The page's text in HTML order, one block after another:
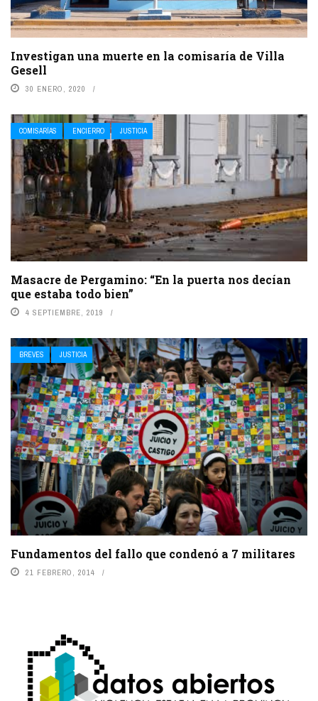
Investigan una muerte en la comisaría de Villa
Gesell
30 ENERO, 2020
COMISARÍAS ENCIERRO JUSTICIA
Masacre de Pergamino: “En la puerta nos decían
que estaba todo bien”
4 SEPTIEMBRE, 2019
BREVES JUSTICIA
Fundamentos del fallo que condenó a 7 militares
21 FEBRERO, 2014